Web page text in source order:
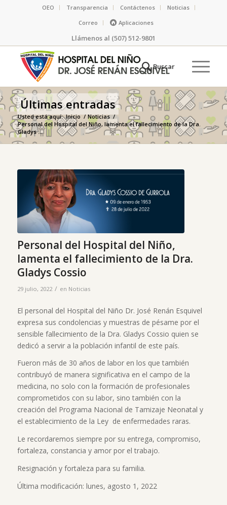
OEO Transparencia Contáctenos
Noticias
Correo
Aplicaciones
Llámenos al (507) 512-9801
Últimas entradas
Usted está aquí: Inicio / Noticias /
Personal del Hospital del Niño, lamenta el fallecimiento de la Dra.
Gladys ...
Personal del Hospital del Niño,
lamenta el fallecimiento de la Dra.
Gladys Cossio
29 julio, 2022 / en Noticias
El personal del Hospital del Niño Dr. José Renán Esquivel
expresa sus condolencias y muestras de pésame por el
sensible fallecimiento de la Dra. Gladys Cossio quien se
dedicó a servir a la población infantil de este país.
Fueron más de 30 años de labor en los que también
contribuyó de manera significativa en el campo de la
medicina, no solo con la formación de profesionales
comprometidos con su labor, sino también con la
creación del Programa Nacional de Tamizaje Neonatal y
el establecimiento de la Ley de enfermedades raras.
Le recordaremos siempre por su entrega, compromiso,
fortaleza, constancia y amor por el trabajo.
Resignación y fortaleza para su familia.
Última modificación: lunes, agosto 1, 2022